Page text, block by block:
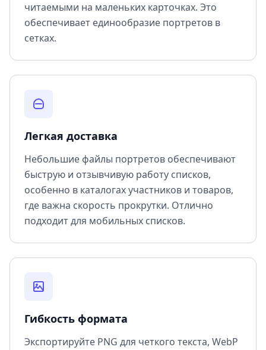
читаемыми на маленьких карточках. Это
обеспечивает единообразие портретов в
сетках.
Легкая доставка
Небольшие файлы портретов обеспечивают
быструю и отзывчивую работу списков,
особенно в каталогах участников и товаров,
где важна скорость прокрутки. Отлично
подходит для мобильных списков.
Гибкость формата
Экспортируйте PNG для четкого текста, WebP